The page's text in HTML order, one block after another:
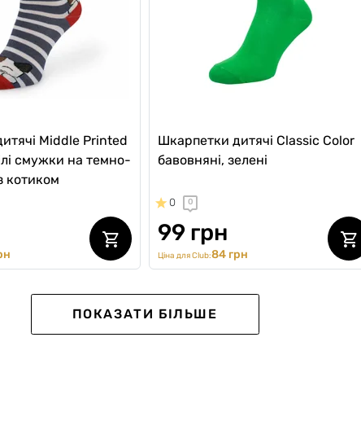
Middle Printed
смужки на темно-
котиком
Шкарпетки дитячі Classic Color
бавовняні, зелені
0 0
99 грн
Ціна для Club:84 грн
Kids
ПОКАЗАТИ БІЛЬШЕ